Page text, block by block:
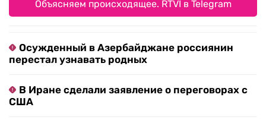
Объясняем происходящее. RTVI в Telegram
Осужденный в Азербайджане россиянин
перестал узнавать родных
В Иране сделали заявление о переговорах с
США